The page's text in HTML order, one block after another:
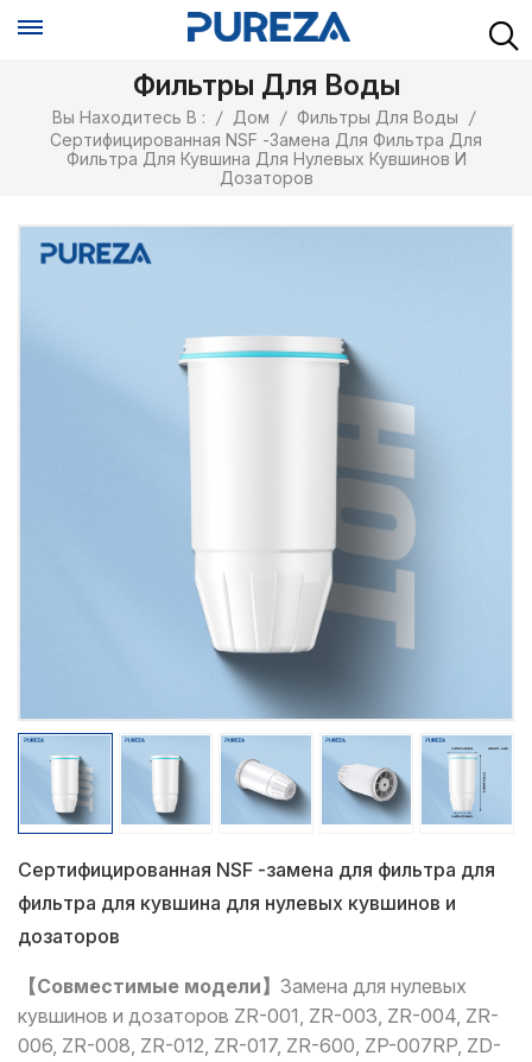
Фильтры Для Воды
Вы Находитесь В : / Дом / Фильтры Для Воды
/
Сертифицированная NSF -замена Для Фильтра Для
Фильтра Для Кувшина Для Нулевых Кувшинов И
Дозаторов
Сертифицированная NSF -замена для фильтра для
фильтра для кувшина для нулевых кувшинов и
дозаторов
【Совместимые модели】 Замена для нулевых
кувшинов и дозаторов ZR-001, ZR-003, ZR-004, ZR-
006, ZR-008, ZR-012, ZR-017, ZR-600, ZP-007RP, ZD-